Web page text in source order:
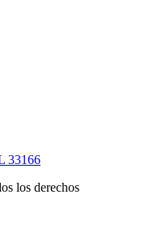
33166
los derechos